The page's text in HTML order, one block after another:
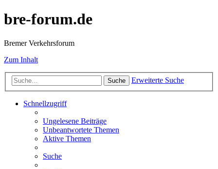
bre-forum.de
Bremer Verkehrsforum
Zum Inhalt
Suche Erweiterte Suche
Schnellzugriff
Ungelesene Beiträge
Unbeantwortete Themen
Aktive Themen
Suche